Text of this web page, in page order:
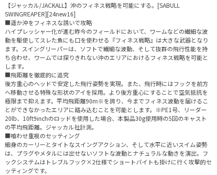
【ジャッカル/JACKALL】沖のフィネス戦略を可能にする。[SABULL
SWINGREAPER][24new16]
■遥か沖をフィネスな誘いで攻略
ハイプレッシャー化が進む昨今のフィールドにおいて、ワームなどの繊細な波
動を駆使してスレた魚にも口を使わせる『フィネス戦略』は大きな武器となり
ます。スイングリーパーは、ソフトで繊細な波動、そして抜群の飛行性能を持
ち合わせ、ワームでは探りきれない沖のエリアにおけるフィネス戦略を可能と
します。
■飛距離を徹底的に追究
後方重心のヘッドで安定した飛行姿勢を実現。また、飛行時にはフックを前方
へ移動させる特殊な形状のアイを採用。より後方重心にすることで空気抵抗を
極限まで抑えます。平均飛距離90m※を誇り、今までフィネス波動を届けるこ
とができなかったエリアに踏み込むことを可能とします。※PE1号、リーダー
20lb、10ft9inchのロッドを使用した場合、本製品30g使用時の5回のキャスト
の平均飛距離。ジャッカル社計測。
■喰わせ重視のセッティング
細身のカーリーとタイトなスイングアクション、そして水平に近いスイム姿勢
は、プラグやメタルには出せないソフトな波動とナチュラルな動きを演出。フ
ックシステムはトレブルフック×2仕様でショートバイトも掛けに行く攻撃的セ
ッティングです。